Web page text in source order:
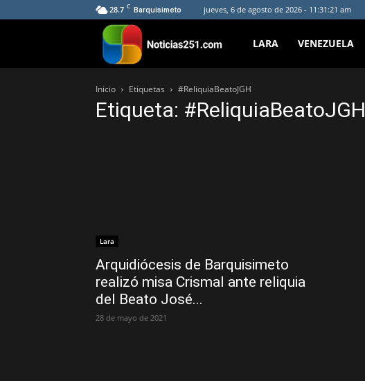
28.7 C Barquisimeto jueves, 6 de agosto de 2026 - 11:31:21 am
Noticias251
LARA VENEZUELA
Inicio Etiquetas #ReliquiaBeatoJGH
Etiqueta: #ReliquiaBeatoJGH
Lara
Arquidiócesis de Barquisimeto
realizó misa Crismal ante reliquia
del Beato José...
28 de mayo de 2021